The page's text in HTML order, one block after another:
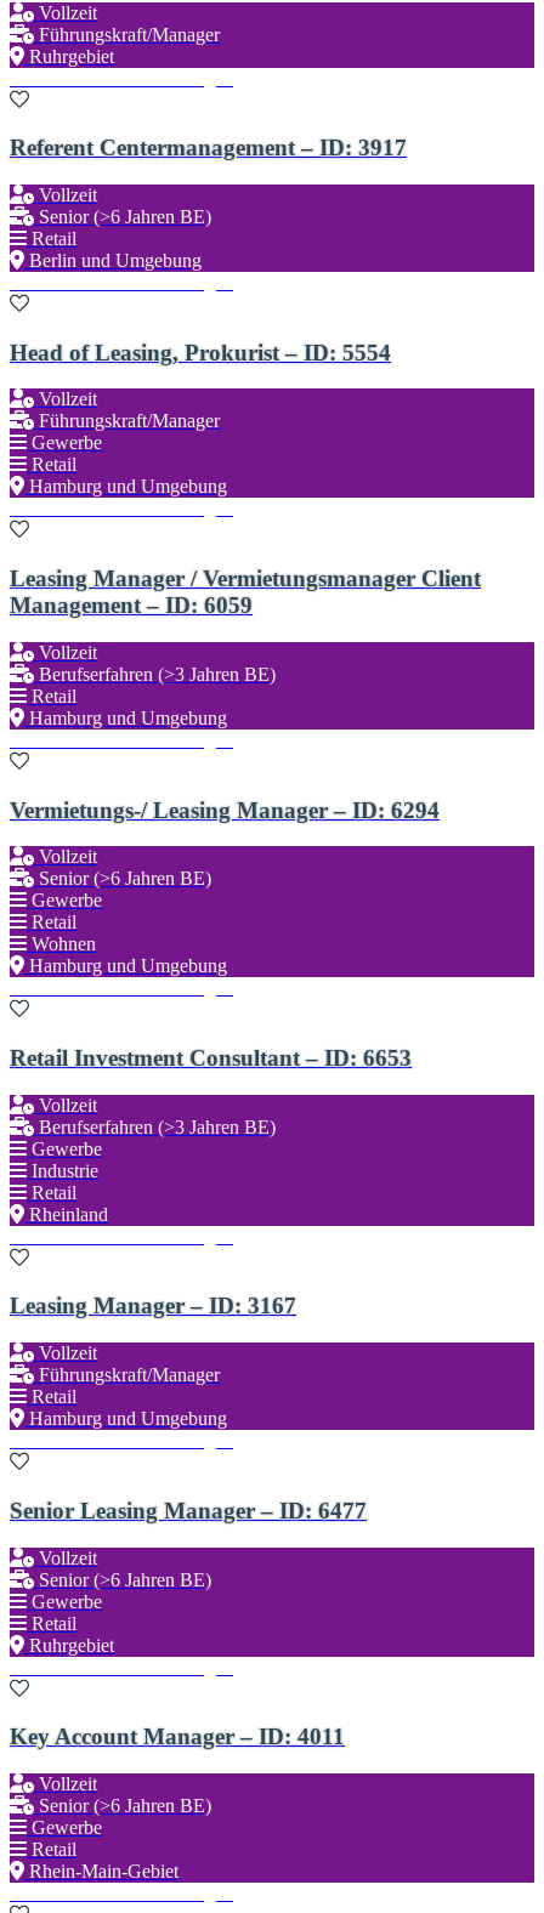
Vollzeit
Führungskraft/Manager
Ruhrgebiet
Referent Centermanagement – ID: 3917
Vollzeit
Senior (>6 Jahren BE)
Retail
Berlin und Umgebung
Head of Leasing, Prokurist – ID: 5554
Vollzeit
Führungskraft/Manager
Gewerbe
Retail
Hamburg und Umgebung
Leasing Manager / Vermietungsmanager Client
Management – ID: 6059
Vollzeit
Berufserfahren (>3 Jahren BE)
Retail
Hamburg und Umgebung
Vermietungs-/ Leasing Manager – ID: 6294
Vollzeit
Senior (>6 Jahren BE)
Gewerbe
Retail
Wohnen
Hamburg und Umgebung
Retail Investment Consultant – ID: 6653
Vollzeit
Berufserfahren (>3 Jahren BE)
Gewerbe
Industrie
Retail
Rheinland
Leasing Manager – ID: 3167
Vollzeit
Führungskraft/Manager
Retail
Hamburg und Umgebung
Senior Leasing Manager – ID: 6477
Vollzeit
Senior (>6 Jahren BE)
Gewerbe
Retail
Ruhrgebiet
Key Account Manager – ID: 4011
Vollzeit
Senior (>6 Jahren BE)
Gewerbe
Retail
Rhein-Main-Gebiet